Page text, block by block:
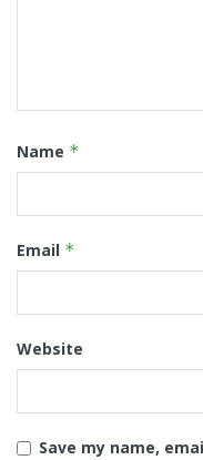
Name *
Email *
Website
Save my name,